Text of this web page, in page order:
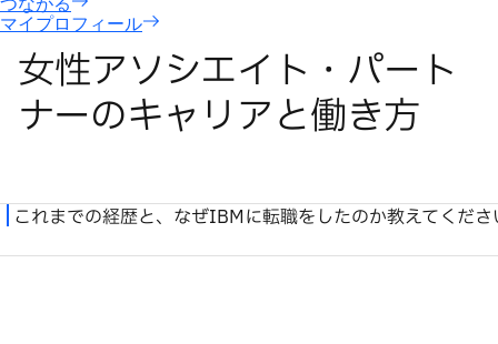
マイプロフィール
女性アソシエイト・パート
ナーのキャリアと働き方